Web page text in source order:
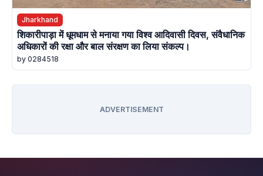
Jharkhand
शिकारीपाड़ा में धूमधाम से मनाया गया विश्व आदिवासी दिवस, संवैधानिक
अधिकारों की रक्षा और बाल संरक्षण का लिया संकल्प।
by 0284518
ADVERTISEMENT